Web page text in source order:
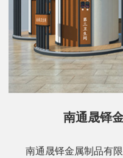
南通晟铎
南通晟铎金属制品有